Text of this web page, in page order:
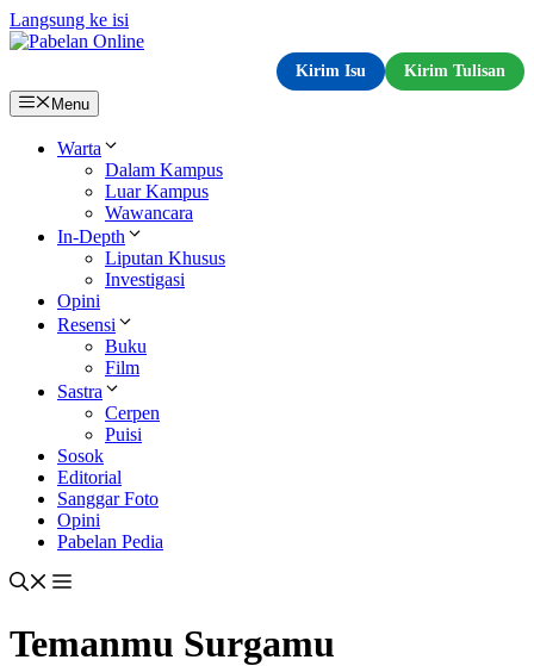
Langsung ke isi
Kirim Isu
Kirim Tulisan
Menu
Warta
Dalam Kampus
Luar Kampus
Wawancara
In-Depth
Liputan Khusus
Investigasi
Opini
Resensi
Buku
Film
Sastra
Cerpen
Puisi
Sosok
Editorial
Sanggar Foto
Opini
Pabelan Pedia
Temanmu Surgamu